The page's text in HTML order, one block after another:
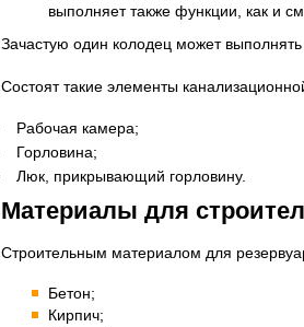
выполняет также функции, как и
Зачастую один колодец может выполнять
Состоят такие элементы
Рабочая камера;
Горловина;
Люк, прикрывающий горловину.
Материалы для
Строительным материалом для
Бетон;
Кирпич;